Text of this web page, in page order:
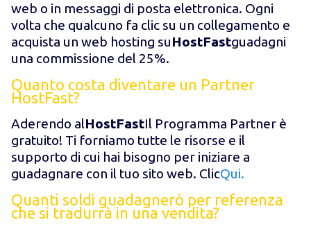
web o in messaggi di posta elettronica. Ogni
volta che qualcuno fa clic su un collegamento e
acquista un web hosting suHostFastguadagni
una commissione del 25%.
Quanto costa diventare un Partner
HostFast?
Aderendo alHostFastIl Programma Partner è
gratuito! Ti forniamo tutte le risorse e il
supporto di cui hai bisogno per iniziare a
guadagnare con il tuo sito web. ClicQui.
Quanti soldi guadagnerò per referenza
che si tradurrà in una vendita?